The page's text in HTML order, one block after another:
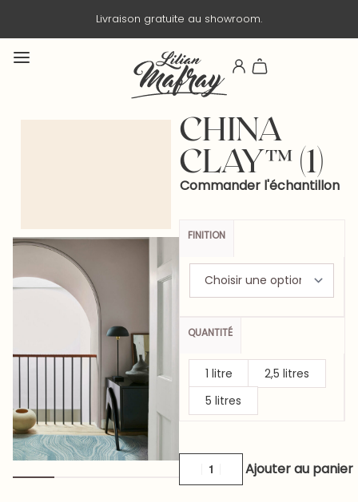
Livraison en 3 jours ouvrés.
CHINA
CLAY™ (1)
Commander l'échantillon
FINITION
QUANTITÉ
1 litre
2,5 litres
5 litres
Ajouter au panier